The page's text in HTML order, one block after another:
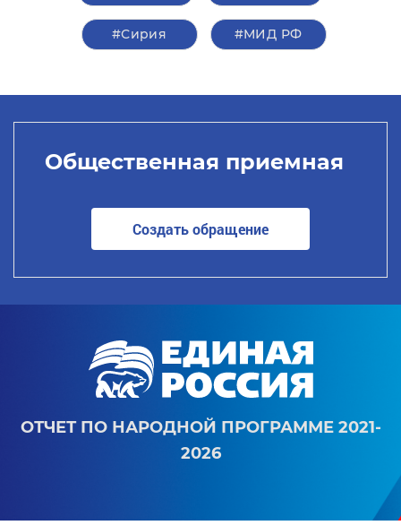
#Сирия #МИД РФ
Общественная приемная
Создать обращение
ОТЧЕТ ПО НАРОДНОЙ ПРОГРАММЕ 2021-
2026